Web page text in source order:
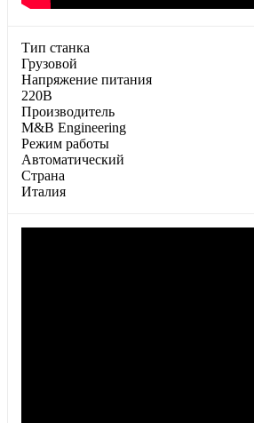
Тип станка
Грузовой
Напряжение питания
220В
Производитель
M&B Engineering
Режим работы
Автоматический
Страна
Италия